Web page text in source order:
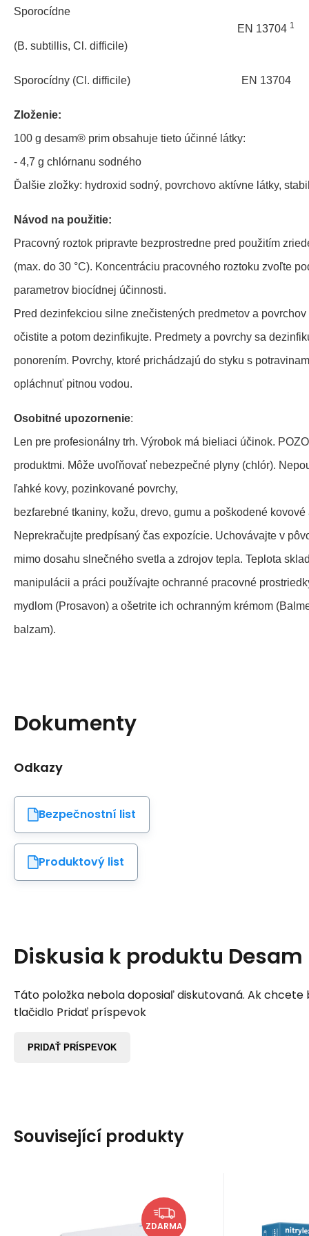
Sporocídne
(B. subtillis, Cl. difficile)
EN 13704 1
Sporocídny (Cl. difficile) EN 13704
Zloženie:
100 g desam® prim obsahuje tieto účinné látky:
- 4,7 g chlórnanu sodného
Ďalšie zložky: hydroxid sodný, povrchovo aktívne látky,
Návod na použitie:
Pracovný roztok pripravte bezprostredne pred použitím
(max. do 30 °C). Koncentráciu pracovného roztoku zvoľte
parametrov biocídnej účinnosti.
Pred dezinfekciou silne znečistených predmetov a
očistite a potom dezinfikujte. Predmety a povrchy sa
ponorením. Povrchy, ktoré prichádzajú do styku s
opláchnuť pitnou vodou.
Osobitné upozornenie:
Len pre profesionálny trh. Výrobok má bieliaci účinok.
produktmi. Môže uvoľňovať nebezpečné plyny (chlór).
ľahké kovy, pozinkované povrchy,
bezfarebné tkaniny, kožu, drevo, gumu a poškodené
Neprekračujte predpísaný čas expozície. Uchovávajte v
mimo dosahu slnečného svetla a zdrojov tepla. Teplota
manipulácii a práci používajte ochranné pracovné
mydlom (Prosavon) a ošetrite ich ochranným krémom
balzam).
Dokumenty
Odkazy
Bezpečnostní list
Produktový list
Diskusia k produktu
Táto položka nebola doposiaľ diskutovaná. Ak chcete
tlačidlo Pridať príspevok
PRIDAŤ PRÍSPEVOK
Související produkty
ZDARMA
Vaňa na dezinfekciu
nástrojov / biele
SCH144307
sch144307
EUR
Na sklade u dodávateľa
Vaňa na dezinfekciu
Nitrilové